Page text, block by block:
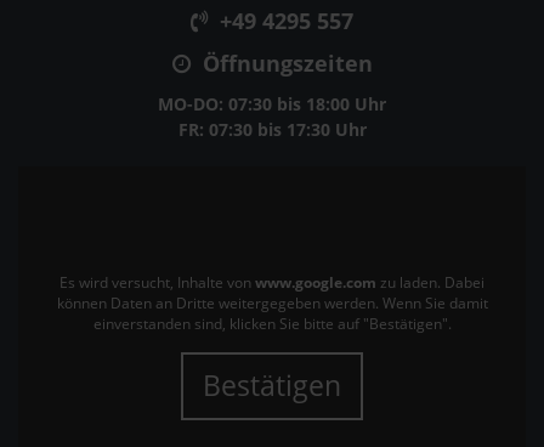
+49 4295 557
Öffnungszeiten
MO-DO: 07:30 bis 18:00 Uhr
FR: 07:30 bis 17:30 Uhr
Es wird versucht, Inhalte von www.google.com zu laden. Dabei
können Daten an Dritte weitergegeben werden. Wenn Sie damit
einverstanden sind, klicken Sie bitte auf "Bestätigen".
Bestätigen